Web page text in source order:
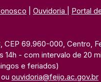
Ouvidoria Portal
CEP 69.960-000, Centro,
14h - com intervalo de 20
e feriados)
ou ouvidoria@feijo.ac.gov.br